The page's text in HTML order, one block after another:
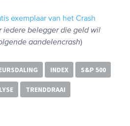
exemplaar van het Crash
iedere belegger die geld wil
aandelencrash)
INDEX S&P 500
TRENDDRAAI